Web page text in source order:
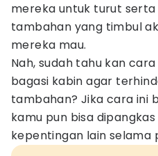
mereka untuk turut
tambahan yang timbul
mereka mau.
Nah, sudah tahu kan
bagasi kabin agar
tambahan? Jika cara ini
kamu pun bisa
kepentingan lain selama